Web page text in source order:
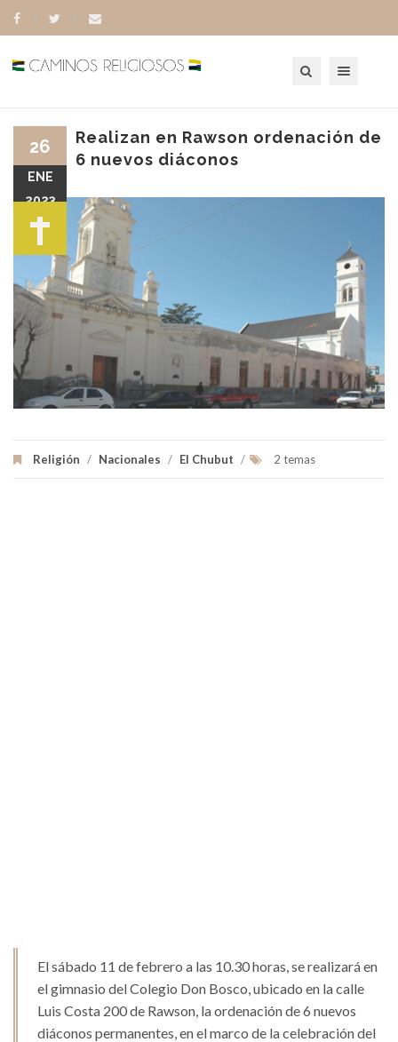
Realizan en Rawson ordenación de
6 nuevos diáconos
Religión / Nacionales / El Chubut / 2 temas
26
ENE
2023
El sábado 11 de febrero a las 10.30 horas, se realizará en
el gimnasio del Colegio Don Bosco, ubicado en la calle
Luis Costa 200 de Rawson, la ordenación de 6 nuevos
diáconos permanentes, en el marco de la celebración del